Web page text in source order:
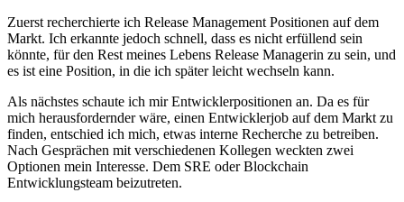
Zuerst recherchierte ich Release Management Positionen auf dem
Markt. Ich erkannte jedoch schnell, dass es nicht erfüllend sein
könnte, für den Rest meines Lebens Release Managerin zu sein, und
es ist eine Position, in die ich später leicht wechseln kann.
Als nächstes schaute ich mir Entwicklerpositionen an. Da es für
mich herausfordernder wäre, einen Entwicklerjob auf dem Markt zu
finden, entschied ich mich, etwas interne Recherche zu betreiben.
Nach Gesprächen mit verschiedenen Kollegen weckten zwei
Optionen mein Interesse. Dem SRE oder Blockchain
Entwicklungsteam beizutreten.